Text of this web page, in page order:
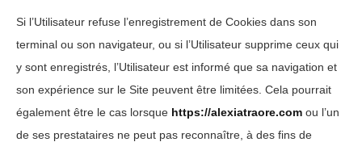
Si l’Utilisateur refuse l’enregistrement de Cookies dans son
terminal ou son navigateur, ou si l’Utilisateur supprime ceux qui
y sont enregistrés, l’Utilisateur est informé que sa navigation et
son expérience sur le Site peuvent être limitées. Cela pourrait
également être le cas lorsque https://alexiatraore.com ou l’un
de ses prestataires ne peut pas reconnaître, à des fins de